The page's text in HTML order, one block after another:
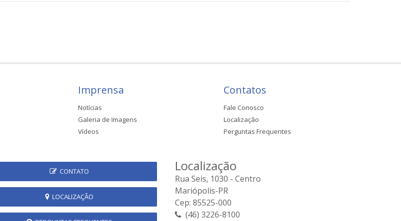
Imprensa
Notícias
Galeria de Imagens
Vídeos
Contatos
Fale Conosco
Localização
Perguntas Frequentes
CONTATO
LOCALIZAÇÃO
Localização
Rua Seis, 1030 - Centro
Mariópolis-PR
Cep: 85525-000
(46) 3226-8100